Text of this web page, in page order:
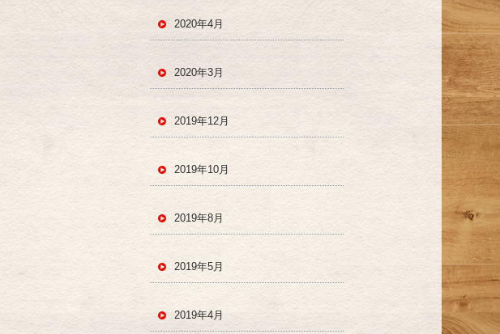
2020年4月
2020年3月
2019年12月
2019年10月
2019年8月
2019年5月
2019年4月